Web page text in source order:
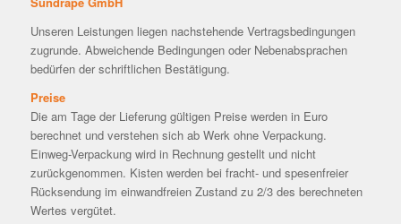
Unseren Leistungen liegen nachstehende Vertragsbedingungen
zugrunde. Abweichende Bedingungen oder Nebenabsprachen
bedürfen der schriftlichen Bestätigung.
Preise
Die am Tage der Lieferung gültigen Preise werden in Euro
berechnet und verstehen sich ab Werk ohne Verpackung.
Einweg-Verpackung wird in Rechnung gestellt und nicht
zurückgenommen. Kisten werden bei fracht- und spesenfreier
Rücksendung im einwandfreien Zustand zu 2/3 des berechneten
Wertes vergütet.